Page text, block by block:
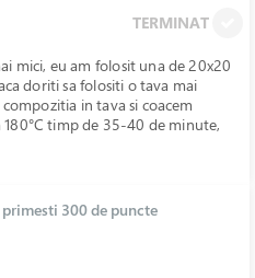
TERMINAT
mici, eu am folosit una de 20x20
doriti sa folositi o tava mai
in tava si coacem
timp de 35-40 de minute,
300 de puncte